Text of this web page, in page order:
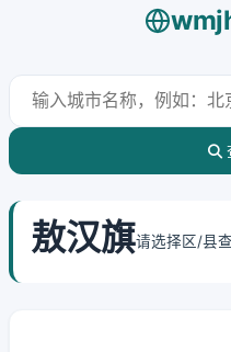
敖汉旗请选择区/县